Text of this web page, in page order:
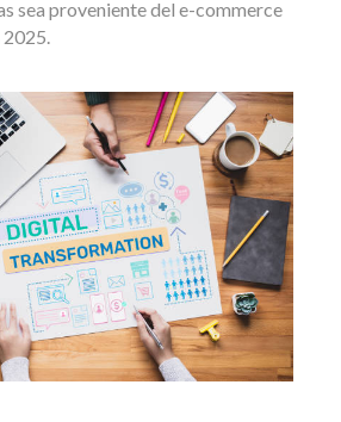
sea proveniente del e-commerce